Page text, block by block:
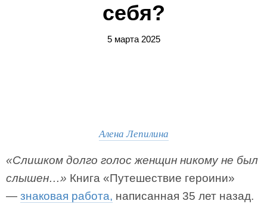
себя?
5 марта 2025
Алена Лепилина
«Слишком долго голос женщин никому не был
слышен…» Книга «Путешествие героини»
— знаковая работа, написанная 35 лет назад.